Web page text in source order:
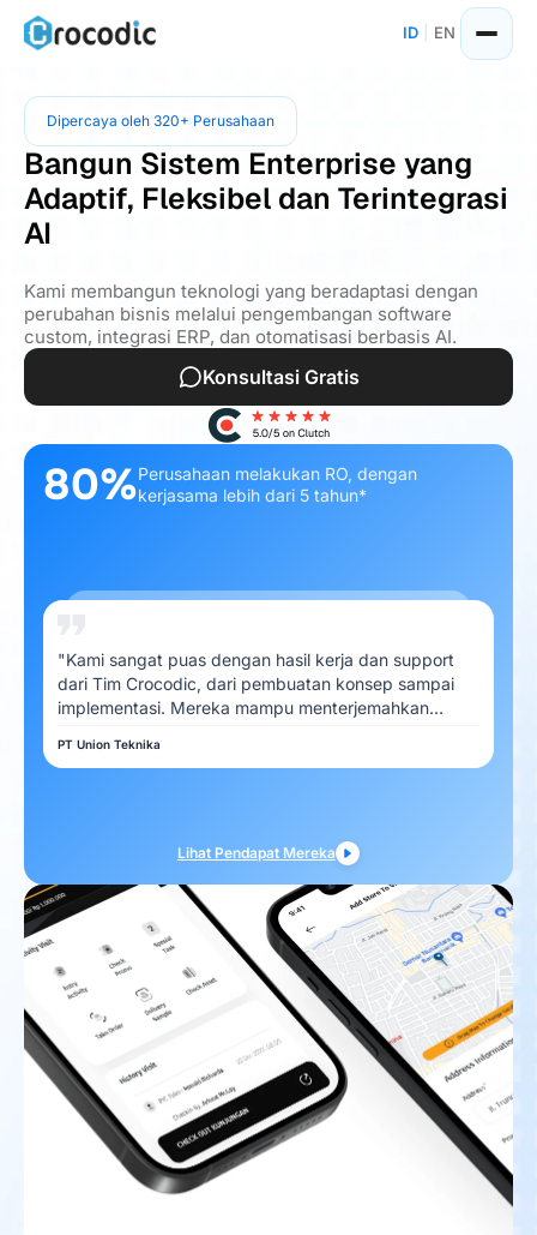
ID EN
Dipercaya oleh 320+ Perusahaan
Bangun Sistem Enterprise yang
Adaptif, Fleksibel dan Terintegrasi
AI
Kami membangun teknologi yang beradaptasi dengan
perubahan bisnis melalui pengembangan software
custom, integrasi ERP, dan otomatisasi berbasis AI.
Konsultasi Gratis
80%Perusahaan melakukan RO, dengan
kerjasama lebih dari 5 tahun*
"Kami sangat puas dengan hasil kerja dan support
dari Tim Crocodic, dari pembuatan konsep sampai
implementasi. Mereka mampu menterjemahkan
PT Union Teknika
Lihat Pendapat Mereka